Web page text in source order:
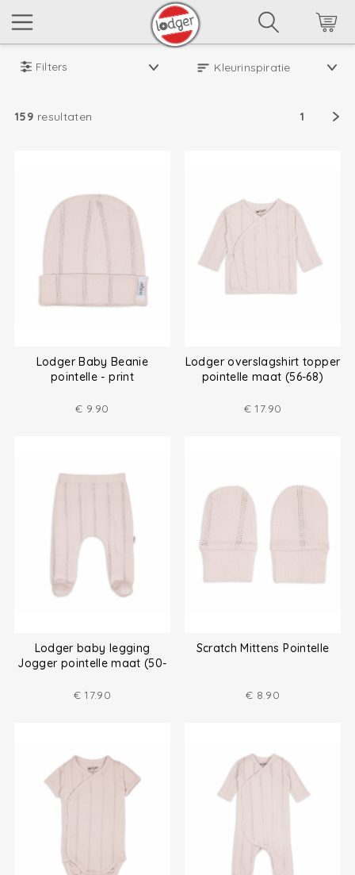
Filters
159 resultaten 1
Lodger Baby Beanie
pointelle - print
€ 9.90
Lodger overslagshirt topper
pointelle maat (56-68)
€ 17.90
Lodger baby legging
Jogger pointelle maat (50-
€ 17.90
Scratch Mittens Pointelle
€ 8.90